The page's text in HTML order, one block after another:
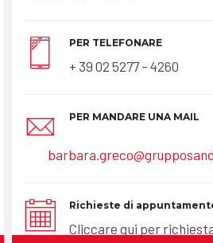
PER TELEFONARE
+ 39 02 5277 – 4260
PER MANDARE UNA MAIL
Richieste di
Cliccare qui per